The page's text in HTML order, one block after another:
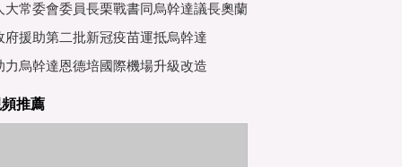
大常委會委員長栗戰書同烏幹達議長奧蘭
會
府援助第二批新冠疫苗運抵烏幹達
力烏幹達恩德培國際機場升級改造
推薦